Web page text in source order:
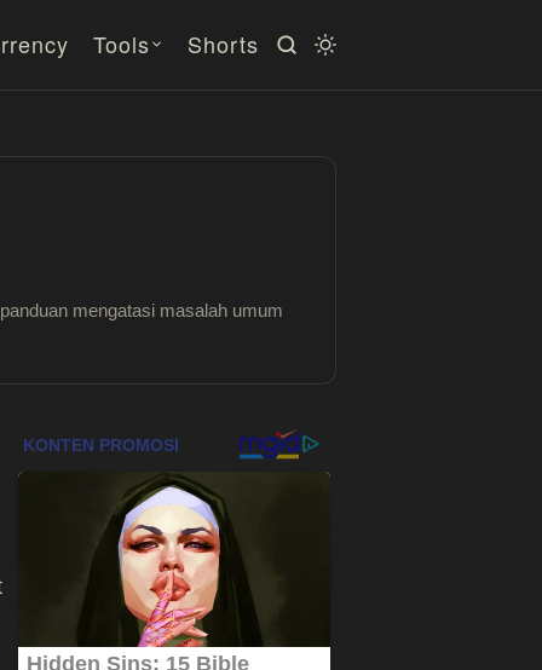
Tools Shorts
mengatasi masalah umum